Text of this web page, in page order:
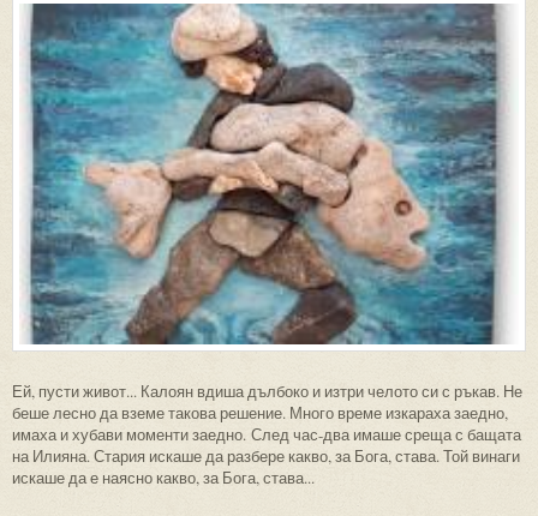
Ей, пусти живот... Калоян вдиша дълбоко и изтри челото си с ръкав. Не
беше лесно да вземе такова решение. Много време изкараха заедно,
имаха и хубави моменти заедно. След час-два имаше среща с бащата
на Илияна. Стария искаше да разбере какво, за Бога, става. Той винаги
искаше да е наясно какво, за Бога, става...